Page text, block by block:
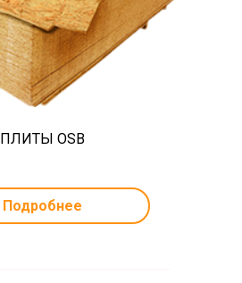
ПЛИТЫ OSB
Подробнее